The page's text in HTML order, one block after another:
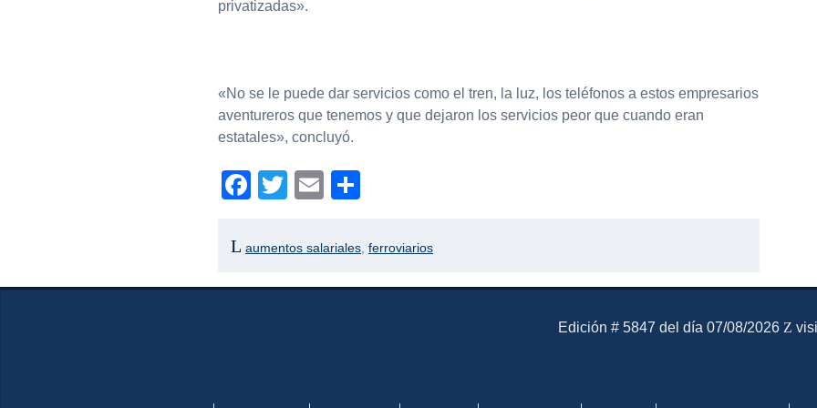
privatizadas».
«No se le puede dar servicios como el tren, la luz, los teléfonos a estos empresarios
aventureros que tenemos y que dejaron los servicios peor que cuando eran
estatales», concluyó.
Facebook
TwitterEmail
aumentos salariales ,ferroviarios
El Mensajero Diario
Edición # 5847 del día 07/08/2026